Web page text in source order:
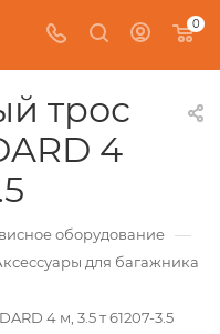
0
трос
4
оборудование —
для багажника
4 м, 3.5 т 61207-3.5